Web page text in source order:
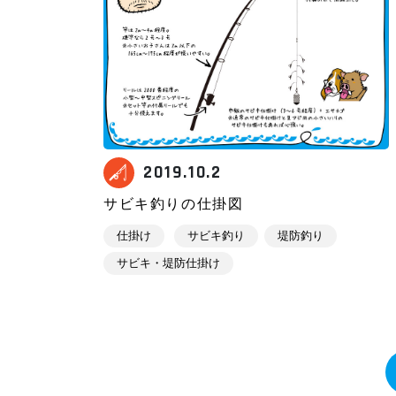
2019.10.2
サビキ釣りの仕掛図
仕掛け サビキ釣り
堤防釣り
サビキ・堤防仕掛け